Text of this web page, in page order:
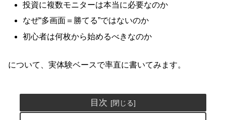
投資に複数モニターは本当に必要なのか
なぜ“多画面＝勝てる”ではないのか
初心者は何枚から始めるべきなのか
について、実体験ベースで率直に書いてみます。
目次